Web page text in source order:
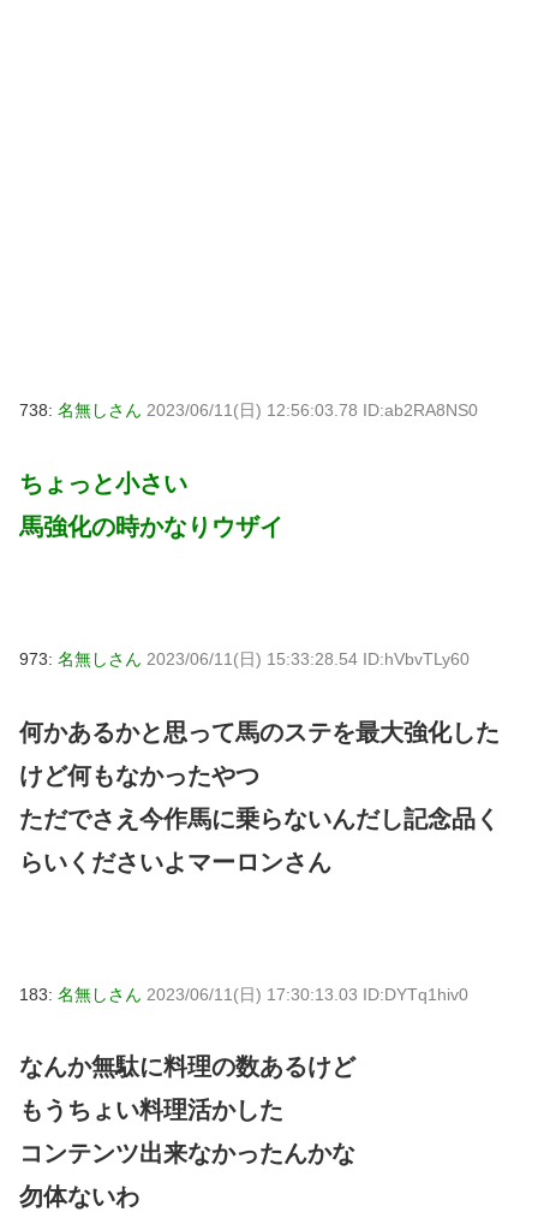
738: 名無しさん 2023/06/11(日) 12:56:03.78 ID:ab2RA8NS0
ちょっと小さい
馬強化の時かなりウザイ
973: 名無しさん 2023/06/11(日) 15:33:28.54 ID:hVbvTLy60
何かあるかと思って馬のステを最大強化した
けど何もなかったやつ
ただでさえ今作馬に乗らないんだし記念品く
らいくださいよマーロンさん
183: 名無しさん 2023/06/11(日) 17:30:13.03 ID:DYTq1hiv0
なんか無駄に料理の数あるけど
もうちょい料理活かした
コンテンツ出来なかったんかな
勿体ないわ